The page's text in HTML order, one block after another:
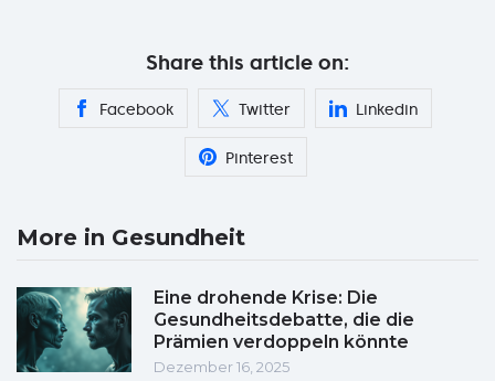
Share this article on:
Facebook Twitter Linkedin
Pinterest
More in Gesundheit
Eine drohende Krise: Die
Gesundheitsdebatte, die die
Prämien verdoppeln könnte
Dezember 16, 2025